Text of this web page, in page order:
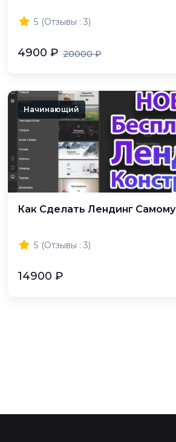
5 (Отзывы : 3)
4900 ₽ 20000 ₽
Начинающий
Как Сделать Лендинг Самому
5 (Отзывы : 3)
14900 ₽